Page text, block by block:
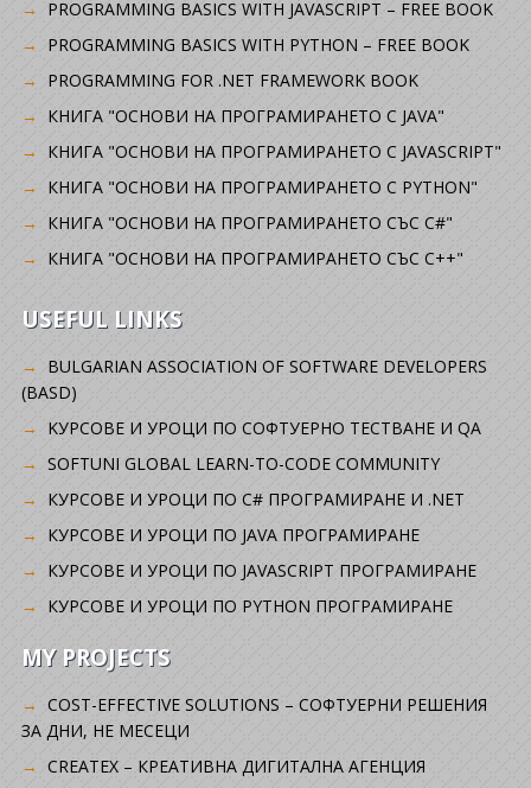
PROGRAMMING BASICS WITH JAVASCRIPT – FREE BOOK
PROGRAMMING BASICS WITH PYTHON – FREE BOOK
PROGRAMMING FOR .NET FRAMEWORK BOOK
КНИГА "ОСНОВИ НА ПРОГРАМИРАНЕТО С JAVA"
КНИГА "ОСНОВИ НА ПРОГРАМИРАНЕТО С JAVASCRIPT"
КНИГА "ОСНОВИ НА ПРОГРАМИРАНЕТО С PYTHON"
КНИГА "ОСНОВИ НА ПРОГРАМИРАНЕТО СЪС C#"
КНИГА "ОСНОВИ НА ПРОГРАМИРАНЕТО СЪС C++"
USEFUL LINKS
BULGARIAN ASSOCIATION OF SOFTWARE DEVELOPERS
(BASD)
KУРСОВЕ И УРОЦИ ПО СОФТУЕРНО ТЕСТВАНЕ И QA
SOFTUNI GLOBAL LEARN-TO-CODE COMMUNITY
КУРСОВЕ И УРОЦИ ПО C# ПРОГРАМИРАНЕ И .NET
КУРСОВЕ И УРОЦИ ПО JAVA ПРОГРАМИРАНЕ
КУРСОВЕ И УРОЦИ ПО JAVASCRIPT ПРОГРАМИРАНЕ
КУРСОВЕ И УРОЦИ ПО PYTHON ПРОГРАМИРАНЕ
MY PROJECTS
COST-EFFECTIVE SOLUTIONS – СОФТУЕРНИ РЕШЕНИЯ
ЗА ДНИ, НЕ МЕСЕЦИ
CREATEX – КРЕАТИВНА ДИГИТАЛНА АГЕНЦИЯ